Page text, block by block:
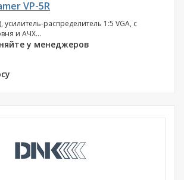
VP-5R
усилитель-распределитель 1:5 VGA, с
и АЧХ...
у менеджеров